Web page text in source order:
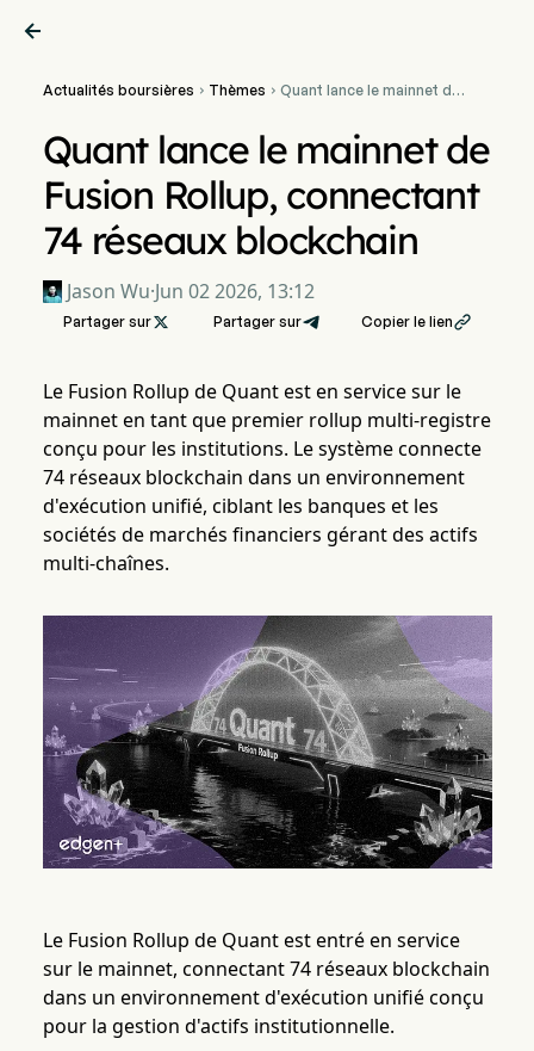

Actualités boursières  Thèmes  Quant lance le mainnet de
Quant lance le mainnet de
Fusion Rollup, connectant
74 réseaux blockchain
Jason Wu·Jun 02 2026, 13:12
Partager sur Partager sur Copier le lien
Le Fusion Rollup de Quant est en service sur le
mainnet en tant que premier rollup multi-registre
conçu pour les institutions. Le système connecte
74 réseaux blockchain dans un environnement
d'exécution unifié, ciblant les banques et les
sociétés de marchés financiers gérant des actifs
multi-chaînes.
Le Fusion Rollup de Quant est entré en service
sur le mainnet, connectant 74 réseaux blockchain
dans un environnement d'exécution unifié conçu
pour la gestion d'actifs institutionnelle.